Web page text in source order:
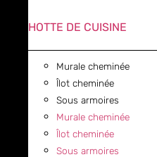
HOTTE DE CUISINE
Murale cheminée
Îlot cheminée
Sous armoires
Murale cheminée
Îlot cheminée
Sous armoires